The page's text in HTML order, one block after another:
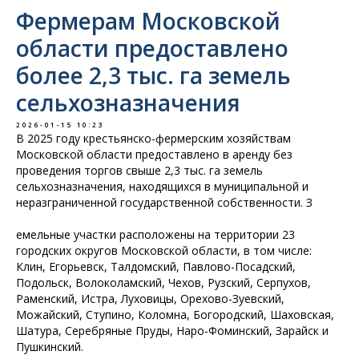
Фермерам Московской
области предоставлено
более 2,3 тыс. га земель
сельхозназначения
2026-01-15 10:23
В 2025 году крестьянско-фермерским хозяйствам
Московской области предоставлено в аренду без
проведения торгов свыше 2,3 тыс. га земель
сельхозназначения, находящихся в муниципальной и
неразграниченной государственной собственности. З
емельные участки расположены на территории 23
городских округов Московской области, в том числе:
Клин, Егорьевск, Талдомский, Павлово-Посадский,
Подольск, Волоколамский, Чехов, Рузский, Серпухов,
Раменский, Истра, Луховицы, Орехово-Зуевский,
Можайский, Ступино, Коломна, Богородский, Шаховская,
Шатура, Серебряные Пруды, Наро-Фоминский, Зарайск и
Пушкинский.